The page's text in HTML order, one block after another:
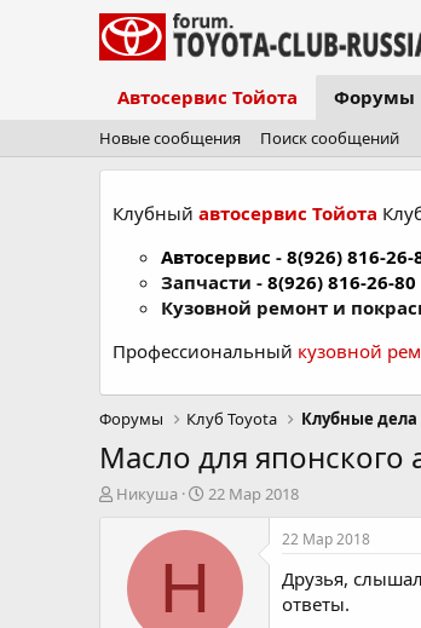
Автосервис Тойота Форумы
Новые сообщения Поиск сообщений
Клубный автосервис Тойота
Автосервис - 8(926) 816-26-
Запчасти - 8(926) 816-26-80
Кузовной ремонт и
Профессиональный кузовной
Форумы Клуб Toyota Клубные дела
Масло для японского
А
Никуша
Д
т
22 Мар 2018
Н
22 Мар 2018
Друзья,
ответы.